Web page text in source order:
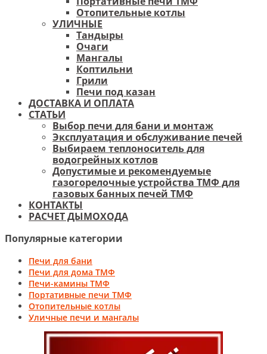
Отопительные котлы
УЛИЧНЫЕ
Тандыры
Очаги
Мангалы
Коптильни
Грили
Печи под казан
ДОСТАВКА И ОПЛАТА
СТАТЬИ
Выбор печи для бани и монтаж
Эксплуатация и обслуживание печей
Выбираем теплоноситель для
водогрейных котлов
Допустимые и рекомендуемые
газогорелочные устройства ТМФ для
газовых банных печей ТМФ
КОНТАКТЫ
РАСЧЕТ ДЫМОХОДА
Популярные категории
Печи для бани
Печи для дома ТМФ
Печи-камины ТМФ
Портативные печи ТМФ
Отопительные котлы
Уличные печи и мангалы